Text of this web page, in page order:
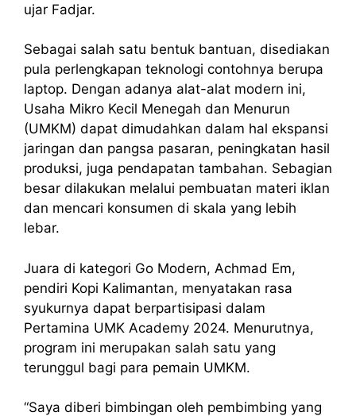
ujar Fadjar.
Sebagai salah satu bentuk bantuan, disediakan
pula perlengkapan teknologi contohnya berupa
laptop. Dengan adanya alat-alat modern ini,
Usaha Mikro Kecil Menegah dan Menurun
(UMKM) dapat dimudahkan dalam hal ekspansi
jaringan dan pangsa pasaran, peningkatan hasil
produksi, juga pendapatan tambahan. Sebagian
besar dilakukan melalui pembuatan materi iklan
dan mencari konsumen di skala yang lebih
lebar.
Juara di kategori Go Modern, Achmad Em,
pendiri Kopi Kalimantan, menyatakan rasa
syukurnya dapat berpartisipasi dalam
Pertamina UMK Academy 2024. Menurutnya,
program ini merupakan salah satu yang
terunggul bagi para pemain UMKM.
“Saya diberi bimbingan oleh pembimbing yang